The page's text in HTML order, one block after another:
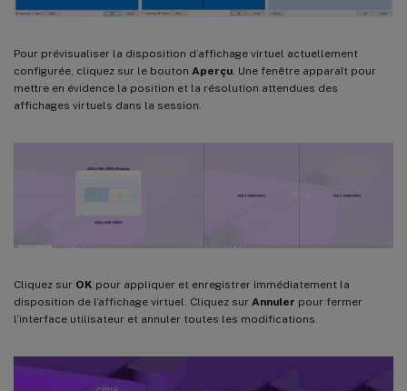
Pour prévisualiser la disposition d’affichage virtuel actuellement
configurée, cliquez sur le bouton Aperçu. Une fenêtre apparaît pour
mettre en évidence la position et la résolution attendues des
affichages virtuels dans la session.
Cliquez sur OK pour appliquer et enregistrer immédiatement la
disposition de l’affichage virtuel. Cliquez sur Annuler pour fermer
l’interface utilisateur et annuler toutes les modifications.